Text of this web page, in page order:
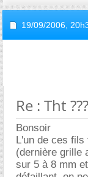
19/09/2006,
Re : Tht ???
Bonsoir
L'un de ces fils
(dernière grille
sur 5 à 8 mm